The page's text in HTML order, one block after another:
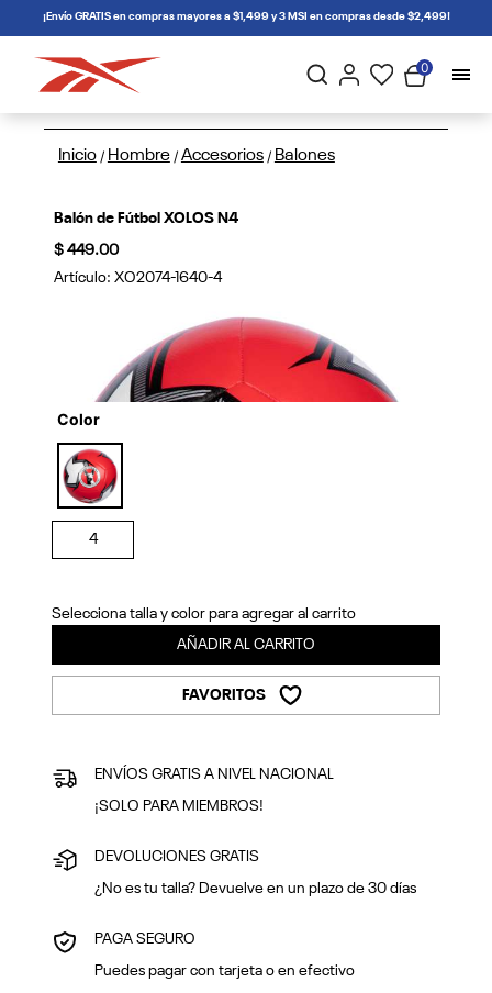
connectif¡Envío GRATIS en compras mayores a $1,499 y 3 MSI en compras desde $2,499!
0
Inicio / Hombre / Accesorios / Balones
Balón de Fútbol XOLOS N4
$ 449.00
Artículo:XO2074-1640-4
Previous
Color
selected
4
Selecciona talla y color para agregar al carrito
AÑADIR AL CARRITO
FAVORITOS
ENVÍOS GRATIS A NIVEL NACIONAL
¡SOLO PARA MIEMBROS!
DEVOLUCIONES GRATIS
¿No es tu talla? Devuelve en un plazo de 30 días
PAGA SEGURO
Puedes pagar con tarjeta o en efectivo